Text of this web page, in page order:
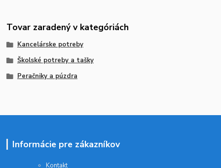
Tovar zaradený v kategóriách
Kancelárske potreby
Školské potreby a tašky
Peračniky a púzdra
Informácie pre zákazníkov
Kontakt